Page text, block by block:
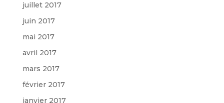
juillet 2017
juin 2017
mai 2017
avril 2017
mars 2017
février 2017
janvier 2017